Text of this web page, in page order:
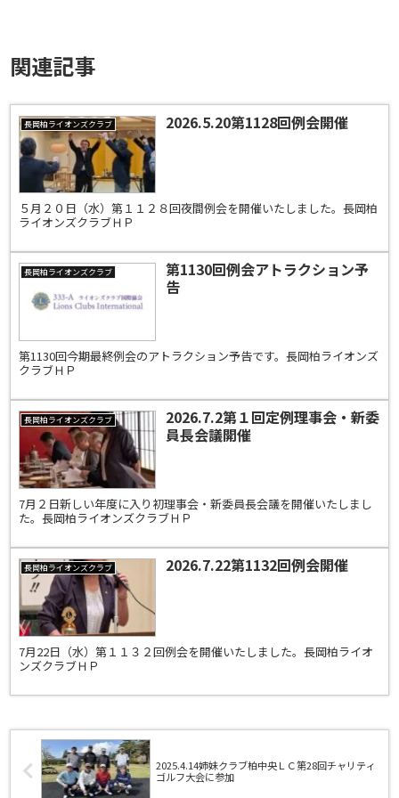
関連記事
長岡柏ライオンズクラブ 2026.5.20第1128回例会開催
５月２０日（水）第１１２８回夜間例会を開催いたしました。長岡柏
ライオンズクラブＨＰ
長岡柏ライオンズクラブ
第1130回例会アトラクション予
告
第1130回今期最終例会のアトラクション予告です。長岡柏ライオンズ
クラブＨＰ
長岡柏ライオンズクラブ
2026.7.2第１回定例理事会・新委
員長会議開催
7月２日新しい年度に入り初理事会・新委員長会議を開催いたしまし
た。長岡柏ライオンズクラブＨＰ
長岡柏ライオンズクラブ 2026.7.22第1132回例会開催
7月22日（水）第１１３２回例会を開催いたしました。長岡柏ライオ
ンズクラブＨＰ
2025.4.14姉妹クラブ柏中央ＬＣ第28回チャリティ
ゴルフ大会に参加